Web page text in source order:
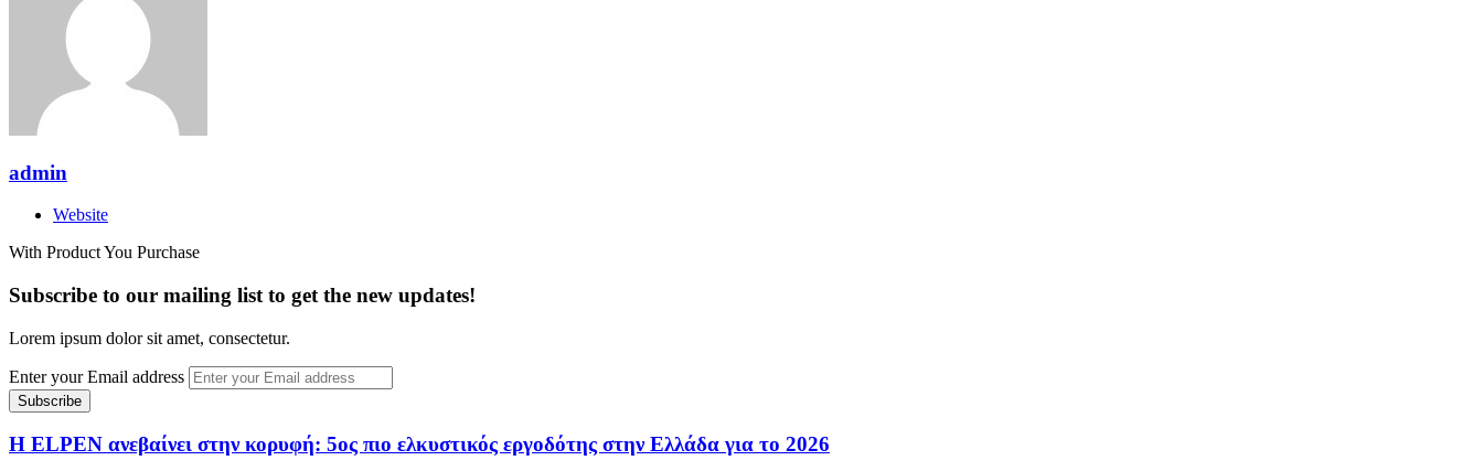
admin
Website
With Product You Purchase
Subscribe to our mailing list to get the new updates!
Lorem ipsum dolor sit amet, consectetur.
Enter your Email address
Η ELPEN ανεβαίνει στην κορυφή: 5ος πιο ελκυστικός εργοδότης στην Ελλάδα για το 2026